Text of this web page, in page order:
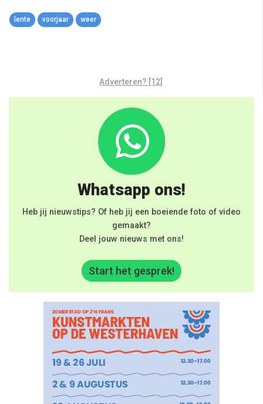
lente voorjaar weer
Adverteren? [12]
Whatsapp ons!
Heb jij nieuwstips? Of heb jij een boeiende foto of video
gemaakt?
Deel jouw nieuws met ons!
Start het gesprek!